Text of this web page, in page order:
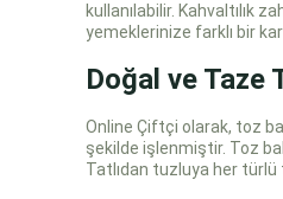
kullanılabilir. Kahvaltılık
yemeklerinize farklı bir
Doğal ve Taze
Online Çiftçi olarak, toz
şekilde işlenmiştir. Toz
Tatlıdan tuzluya her türlü